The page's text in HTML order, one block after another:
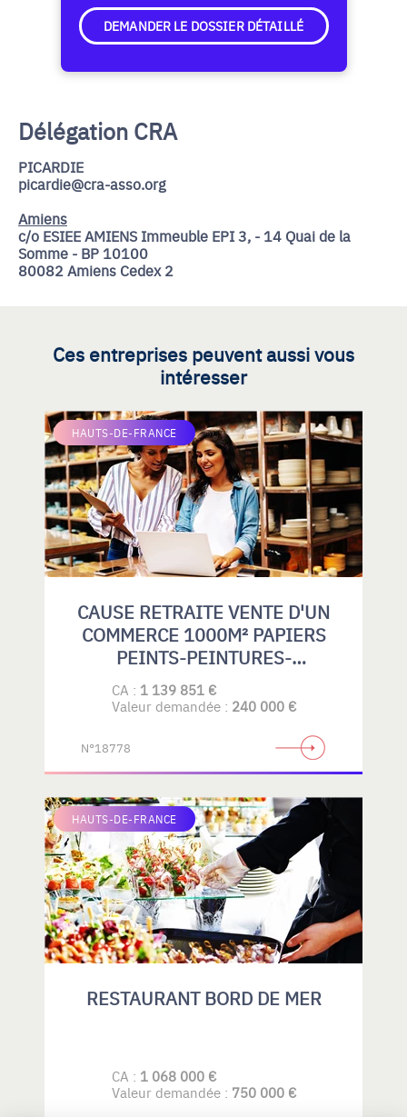
DEMANDER LE DOSSIER DÉTAILLÉ
Délégation CRA
PICARDIE
picardie@cra-asso.org
Amiens
c/o ESIEE AMIENS Immeuble EPI 3, - 14 Quai de la
Somme - BP 10100
80082 Amiens Cedex 2
Ces entreprises peuvent aussi vous
intéresser
HAUTS-DE-FRANCE
CAUSE RETRAITE VENTE D'UN
COMMERCE 1000M² PAPIERS
PEINTS-PEINTURES-
REVETEMENTS DE SOLS
SOUPLES-PARQUETS-GRAND
CA : 1 139 851 €
Valeur demandée : 240 000 €
N°18778
HAUTS-DE-FRANCE
RESTAURANT BORD DE MER
CA : 1 068 000 €
Valeur demandée : 750 000 €